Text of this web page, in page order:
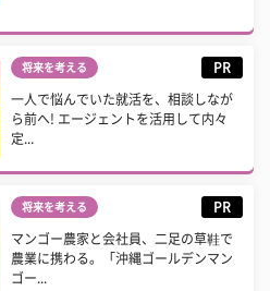
将来を考える PR
一人で悩んでいた就活を、相談しなが
ら前へ! エージェントを活用して内々
定...
将来を考える PR
マンゴー農家と会社員、二足の草鞋で
農業に携わる。「沖縄ゴールデンマン
ゴー...